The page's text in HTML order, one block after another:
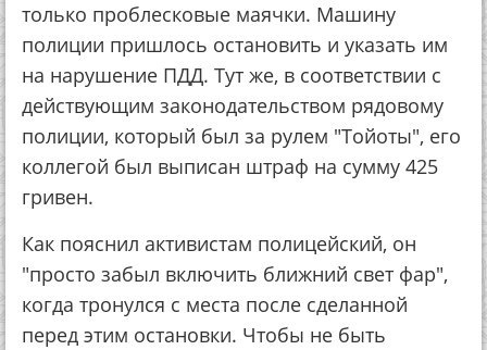
только проблесковые маячки. Машину
полиции пришлось остановить и указать им
на нарушение ПДД. Тут же, в соответствии с
действующим законодательством рядовому
полиции, который был за рулем "Тойоты", его
коллегой был выписан штраф на сумму 425
гривен.
Как пояснил активистам полицейский, он
"просто забыл включить ближний свет фар",
когда тронулся с места после сделанной
перед этим остановки. Чтобы не быть